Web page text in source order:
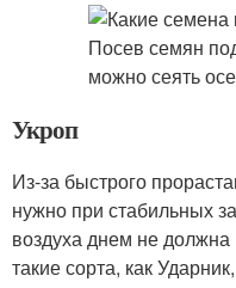
Укроп
Из-за быстрого
нужно при стабильных
воздуха днем не
такие сорта, как